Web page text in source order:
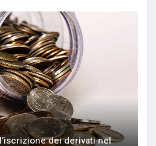
dei derivati nel